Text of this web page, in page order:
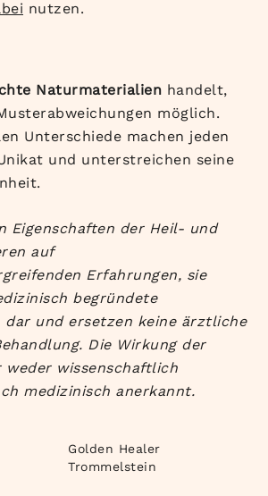
nutzen.
Naturmaterialien handelt,
möglich.
Unterschiede machen jeden
und unterstreichen seine
Eigenschaften der Heil- und
auf
Erfahrungen, sie
begründete
dar und ersetzen keine ärztliche
Die Wirkung der
weder wissenschaftlich
medizinisch anerkannt.
Golden Healer
Trommelstein